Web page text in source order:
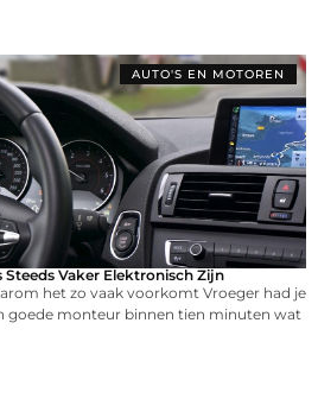
AUTO'S EN MOTOREN
Vaker Elektronisch Zijn
het zo vaak voorkomt Vroeger had je
goede monteur binnen tien minuten wat